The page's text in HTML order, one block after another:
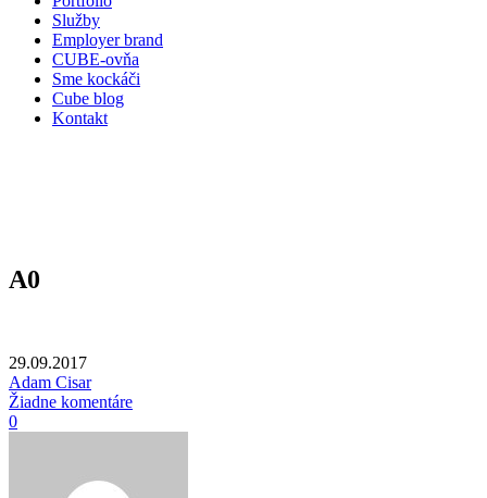
Služby
Employer brand
CUBE-ovňa
Sme kockáči
Cube blog
Kontakt
A0
29.09.2017
Adam Cisar
Žiadne komentáre
0